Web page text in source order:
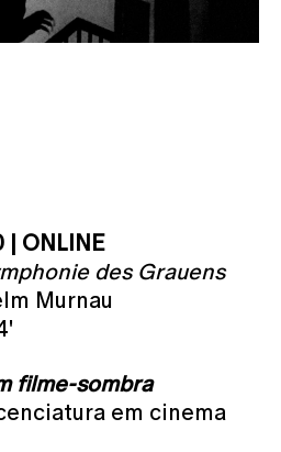
| ONLINE
des Grauens
Murnau
filme-sombra
em cinema